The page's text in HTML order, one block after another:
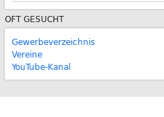
OFT GESUCHT
Gewerbeverzeichnis
Vereine
YouTube-Kanal